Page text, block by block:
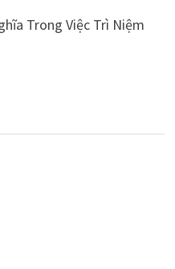
Trong Việc Trì Niệm